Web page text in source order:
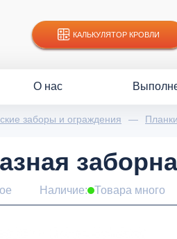
КАЛЬКУЛЯТОР КРОВЛИ
О нас
заборы и ограждения —
Наличие: Товара много